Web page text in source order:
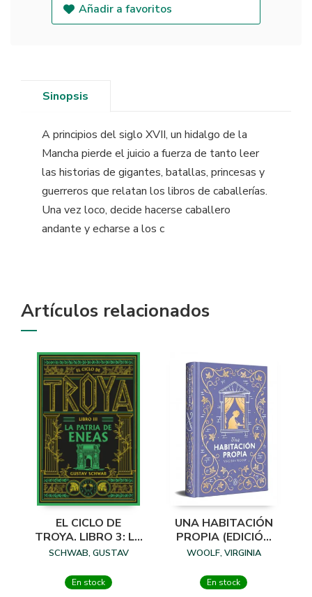
Añadir a favoritos
Sinopsis
A principios del siglo XVII, un hidalgo de la
Mancha pierde el juicio a fuerza de tanto leer
las historias de gigantes, batallas, princesas y
guerreros que relatan los libros de caballerías.
Una vez loco, decide hacerse caballero
andante y echarse a los c
Artículos relacionados
EL CICLO DE
TROYA. LIBRO 3: LA
PATRIA DE ENEAS
SCHWAB, GUSTAV
En stock
UNA HABITACIÓN
PROPIA (EDICIÓN
ESPECIAL EN TAPA
WOOLF, VIRGINIA
En stock